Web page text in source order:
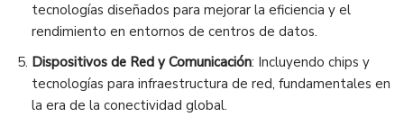
tecnologías diseñados para mejorar la eficiencia y el
rendimiento en entornos de centros de datos.
Dispositivos de Red y Comunicación: Incluyendo chips y
tecnologías para infraestructura de red, fundamentales en
la era de la conectividad global.